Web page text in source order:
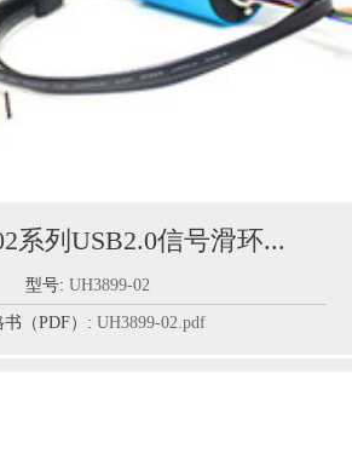
系列USB2.0信号滑环...
型号:UH3899-02
书（PDF）: UH3899-02.pdf